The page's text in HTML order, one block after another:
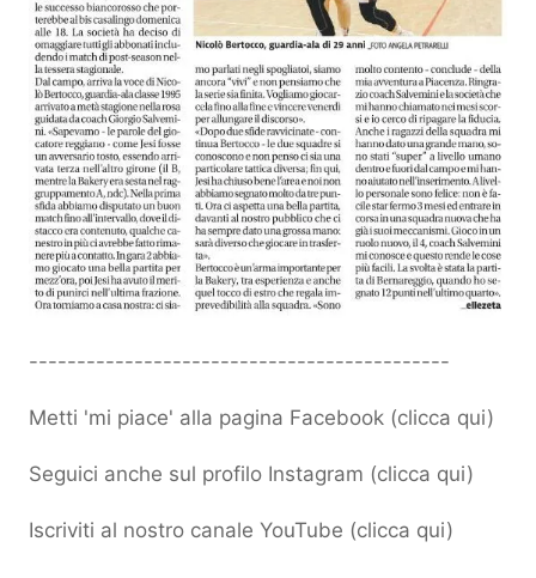
--------------------------------------------
Metti 'mi piace' alla pagina Facebook (clicca qui)
Seguici anche sul profilo Instagram (clicca qui)
Iscriviti al nostro canale YouTube (clicca qui)